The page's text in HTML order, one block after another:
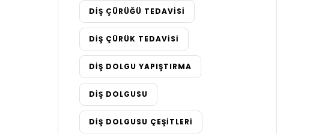
DIŞ ÇÜRÜĞÜ TEDAVISI
DIŞ ÇÜRÜK TEDAVISI
DIŞ DOLGU YAPIŞTIRMA
DIŞ DOLGUSU
DIŞ DOLGUSU ÇEŞITLERI